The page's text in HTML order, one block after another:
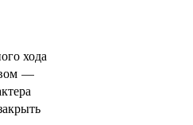
хода
—